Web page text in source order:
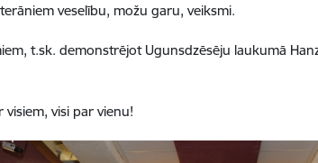
veselību, možu garu, veiksmi.
t.sk. demonstrējot Ugunsdzēsēju laukumā
visi par vienu!